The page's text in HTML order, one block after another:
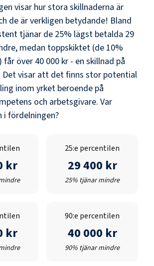
visar hur stora skillnaderna är
de är verkligen betydande! Bland
tjänar de 25% lägst betalda 29
medan toppskiktet (de 10%
får över 40 000 kr - en skillnad på
Det visar att det finns stor potential
inom yrket beroende på
och arbetsgivare. Var
i fördelningen?
kr
25:e percentilen
29 400 kr
25% tjänar mindre
kr
90:e percentilen
40 000 kr
90% tjänar mindre